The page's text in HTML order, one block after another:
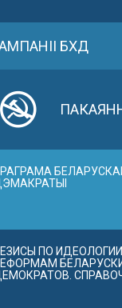
БХД
ПО